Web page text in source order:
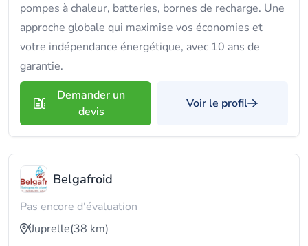
pompes à chaleur, batteries, bornes de recharge. Une
approche globale qui maximise vos économies et
votre indépendance énergétique, avec 10 ans de
garantie.
Demander un
devis
Voir le profil
Belgafroid
Pas encore d'évaluation
Juprelle(38 km)